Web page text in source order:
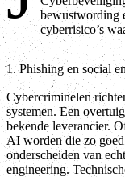
bewustwording
cyberrisico’s
1. Phishing en social
Cybercriminelen
systemen. Een
bekende leverancier.
AI worden die zo
onderscheiden van
engineering.